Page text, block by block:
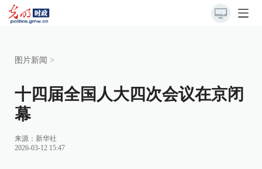
图片新闻 >
十四届全国人大四次会议在京闭
幕
来源： 新华社
2026-03-12 15:47